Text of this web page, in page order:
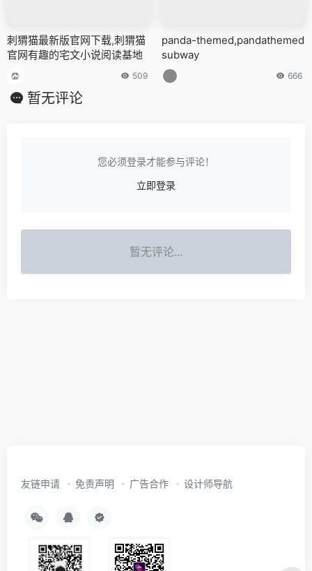
刺猬猫最新版官网下载,刺猬猫
官网有趣的宅文小说阅读基地
509
panda-themed,pandathemed
subway
666
暂无评论
您必须登录才能参与评论！
立即登录
暂无评论...
友链申请 免责声明 广告合作 设计师导航